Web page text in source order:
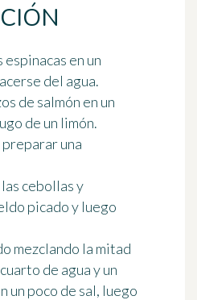
en un
del agua.
de salmón en un
de un limón.
una
cebollas y
picado y luego
mezclando la mitad
de agua y un
un poco de sal, luego